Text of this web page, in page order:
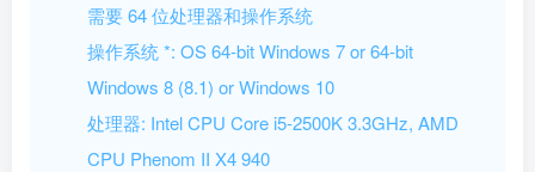
需要 64 位处理器和操作系统
操作系统 *: OS 64-bit Windows 7 or 64-bit
Windows 8 (8.1) or Windows 10
处理器: Intel CPU Core i5-2500K 3.3GHz, AMD
CPU Phenom II X4 940